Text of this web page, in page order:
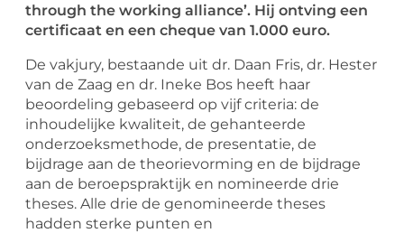
through the working alliance’. Hij ontving een
certificaat en een cheque van 1.000 euro.
De vakjury, bestaande uit dr. Daan Fris, dr. Hester
van de Zaag en dr. Ineke Bos heeft haar
beoordeling gebaseerd op vijf criteria: de
inhoudelijke kwaliteit, de gehanteerde
onderzoeksmethode, de presentatie, de
bijdrage aan de theorievorming en de bijdrage
aan de beroepspraktijk en nomineerde drie
theses. Alle drie de genomineerde theses
hadden sterke punten en